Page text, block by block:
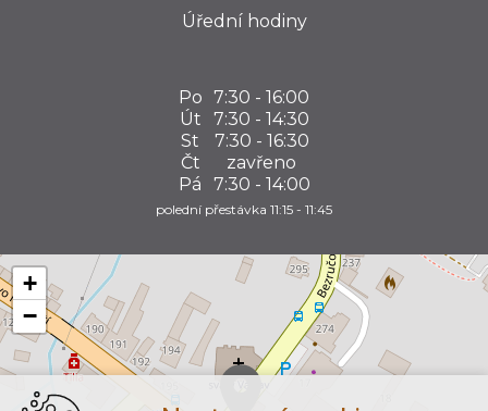
Úřední hodiny
Po 7:30 - 16:00
Út
7:30 - 14:30
St
7:30 - 16:30
Čt
zavřeno
Pá
7:30 - 14:00
polední přestávka 11:15 - 11:45
+
−